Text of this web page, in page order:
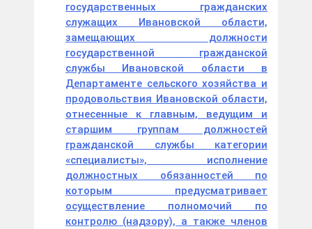
государственных гражданских
служащих Ивановской области,
замещающих должности
государственной гражданской
службы Ивановской области в
Департаменте сельского хозяйства и
продовольствия Ивановской области,
отнесенные к главным, ведущим и
старшим группам должностей
гражданской службы категории
«специалисты», исполнение
должностных обязанностей по
которым предусматривает
осуществление полномочий по
контролю (надзору), а также членов